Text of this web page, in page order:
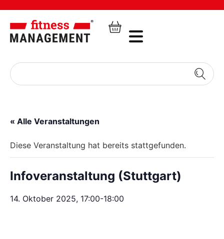
« Alle Veranstaltungen
Diese Veranstaltung hat bereits stattgefunden.
Infoveranstaltung (Stuttgart)
14. Oktober 2025, 17:00-18:00